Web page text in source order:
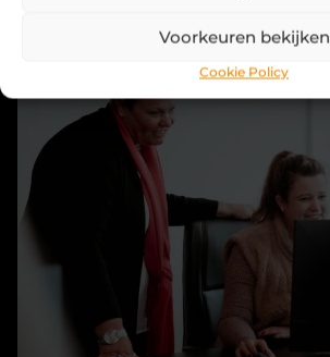
Voorkeuren bekijken
Cookie Policy